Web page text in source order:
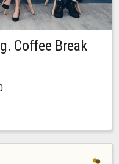
Coffee Break